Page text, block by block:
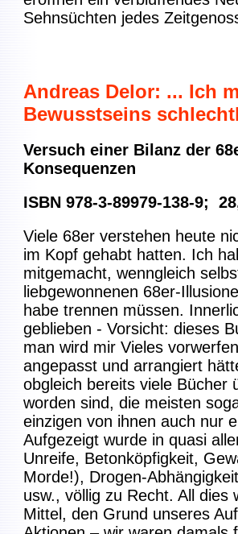
Sehnsüchten jedes
Andreas Delor: ... Ich
Bewusstseins
Versuch einer Bilanz der
Konsequenzen
ISBN 978-3-89979-138-9;
Viele 68er verstehen heute
im Kopf gehabt hatten. Ich
mitgemacht, wenngleich
liebgewonnenen 68er-
habe trennen müssen.
geblieben - Vorsicht: dieses
man wird mir Vieles
angepasst und arrangiert
obgleich bereits viele Bücher
worden sind, die meisten
einzigen von ihnen auch nur
Aufgezeigt wurde in quasi
Unreife, Betonköpfigkeit,
Morde!), Drogen-
usw., völlig zu Recht. All dies
Mittel, den Grund unseres